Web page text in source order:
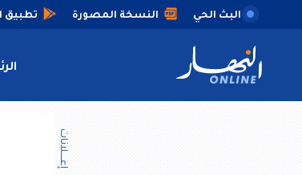
البث الحي النسخة المصورة تطبيق
إعــــلانات